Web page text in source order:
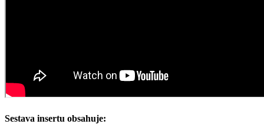
Sestava insertu obsahuje: